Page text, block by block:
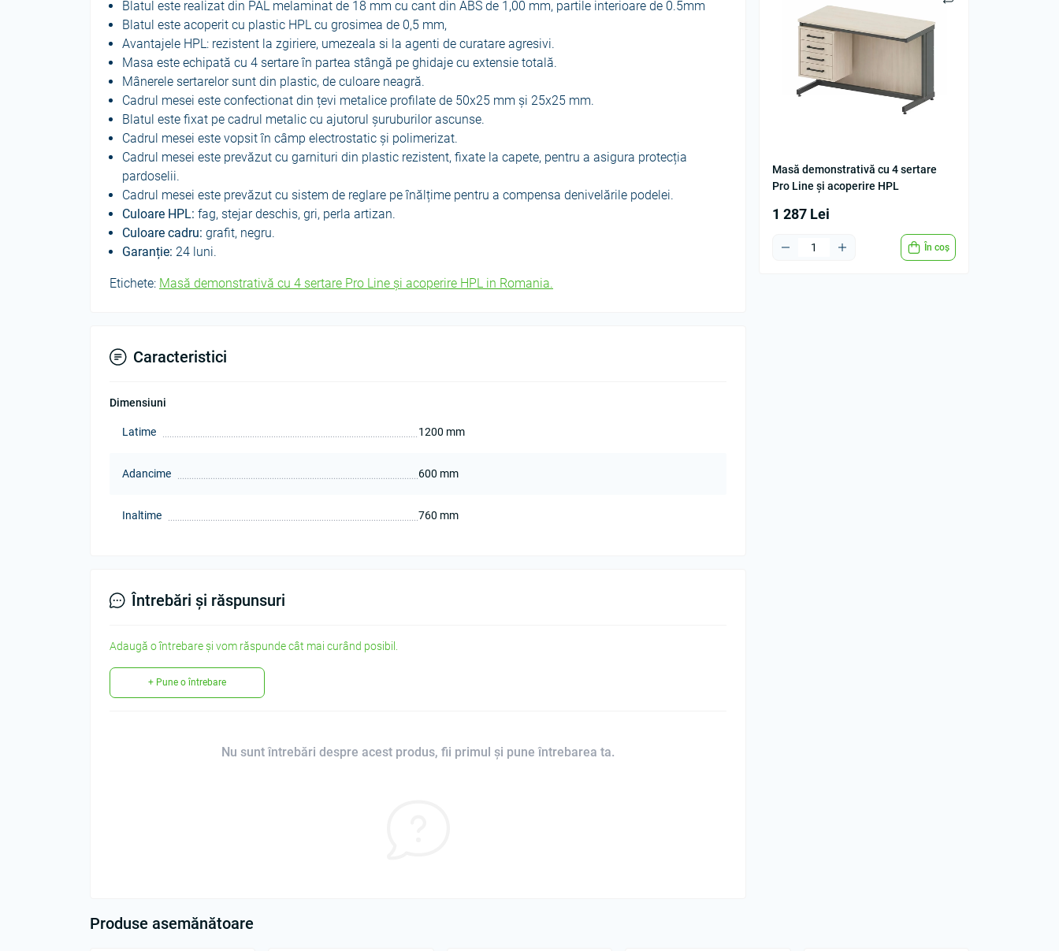
Masă demonstrativă cu 4 sertare
Pro Line și acoperire HPL
1 287 Lei
În coș
Blatul este realizat din PAL melaminat de 18 mm cu cant din ABS de 1,00 mm, partile interioare de 0.5mm
Blatul este acoperit cu plastic HPL cu grosimea de 0,5 mm,
Avantajele HPL: rezistent la zgiriere, umezeala si la agenti de curatare agresivi.
Masa este echipată cu 4 sertare în partea stângă pe ghidaje cu extensie totală.
Mânerele sertarelor sunt din plastic, de culoare neagră.
Cadrul mesei este confectionat din țevi metalice profilate de 50x25 mm și 25x25 mm.
Blatul este fixat pe cadrul metalic cu ajutorul șuruburilor ascunse.
Cadrul mesei este vopsit în câmp electrostatic și polimerizat.
Cadrul mesei este prevăzut cu garnituri din plastic rezistent, fixate la capete, pentru a asigura protecția
pardoselii.
Cadrul mesei este prevăzut cu sistem de reglare pe înălțime pentru a compensa denivelările podelei.
Culoare HPL: fag, stejar deschis, gri, perla artizan.
Culoare cadru: grafit, negru.
Garanție: 24 luni.
Etichete: Masă demonstrativă cu 4 sertare Pro Line și acoperire HPL in Romania.
Caracteristici
Dimensiuni
Latime 1200 mm
Adancime 600 mm
Inaltime 760 mm
Întrebări și răspunsuri
Adaugă o întrebare și vom răspunde cât mai curând posibil.
+ Pune o întrebare
Nu sunt întrebări despre acest produs, fii primul și pune întrebarea ta.
Produse asemănătoare